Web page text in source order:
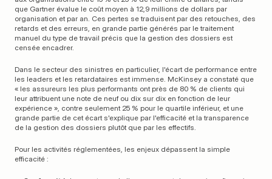
que Gartner évalue le coût moyen à 12,9 millions de dollars par
organisation et par an. Ces pertes se traduisent par des retouches, des
retards et des erreurs, en grande partie générés par le traitement
manuel du type de travail précis que la gestion des dossiers est
censée encadrer.
Dans le secteur des sinistres en particulier, l'écart de performance entre
les leaders et les retardataires est immense. McKinsey a constaté que
« les assureurs les plus performants ont près de 80 % de clients qui
leur attribuent une note de neuf ou dix sur dix en fonction de leur
expérience », contre seulement 25 % pour le quartile inférieur, et une
grande partie de cet écart s'explique par l'efficacité et la transparence
de la gestion des dossiers plutôt que par les effectifs.
Pour les activités réglementées, les enjeux dépassent la simple
efficacité :